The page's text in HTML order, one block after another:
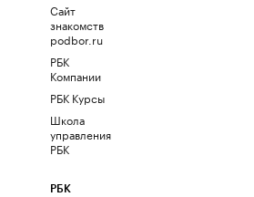
Сайт
знакомств
podbor.ru
РБК
Компании
РБК Курсы
Школа
управления
РБК
РБК